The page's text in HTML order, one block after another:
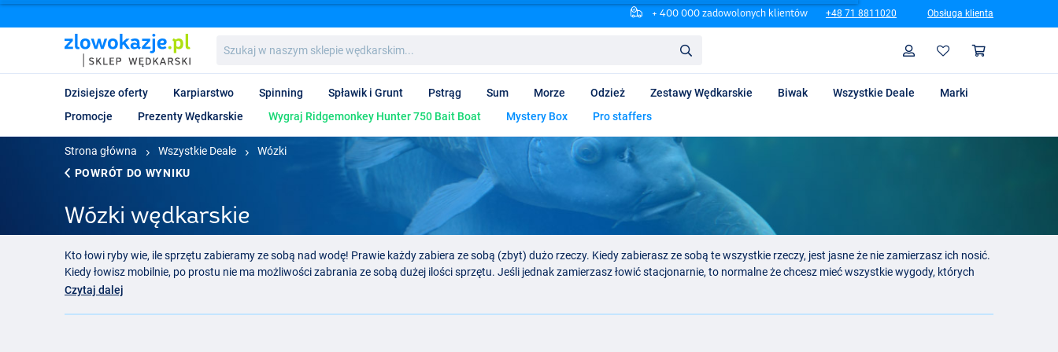
+ 400 000 zadowolonych klientów +48 71 8811020 Obsługa klienta
w
naszym
wędkarskim...
Profil
Dzisiejsze oferty Karpiarstwo Spinning Spławik i Grunt Pstrąg Sum Morze Odzież Zestawy Wędkarskie Biwak Wszystkie Deale
Marki
Promocje
Prezenty Wędkarskie Wygraj Ridgemonkey Hunter 750 Bait Boat Mystery Box Pro staffers
Strona główna Wszystkie Deale
Wózki
POWRÓT DO WYNIKU
Wózki wędkarskie
Kto łowi ryby wie, ile sprzętu zabieramy ze sobą nad wodę! Prawie każdy zabiera ze sobą (zbyt) dużo rzeczy. Kiedy zabierasz ze sobą te wszystkie rzeczy, jest jasne że nie zamierzasz ich nosić.
Kiedy łowisz mobilnie, po prostu nie ma możliwości zabrania ze sobą dużej ilości sprzętu. Jeśli jednak zamierzasz łowić stacjonarnie, to normalne że chcesz mieć wszystkie wygody, których
potrzebujesz na swoim stanowisku. Nie bierzesz więc tylko
Czytaj dalej